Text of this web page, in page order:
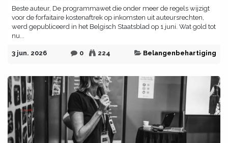
Beste auteur, De programmawet die onder meer de regels wijzigt
voor de forfaitaire kostenaftrek op inkomsten uit auteursrechten,
werd gepubliceerd in het Belgisch Staatsblad op 1 juni. Wat gold tot
nu...
3 jun. 2026 0 224 Belangenbehartiging